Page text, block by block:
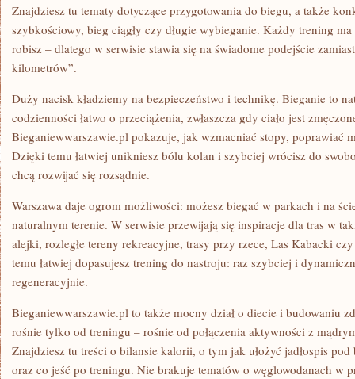
Znajdziesz tu tematy dotyczące przygotowania do biegu, a także
szybkościowy, bieg ciągły czy długie wybieganie. Każdy trening
robisz – dlatego w serwisie stawia się na świadome podejście
kilometrów”.
Duży nacisk kładziemy na bezpieczeństwo i technikę. Bieganie to
codzienności łatwo o przeciążenia, zwłaszcza gdy ciało jest
Bieganiewwarszawie.pl pokazuje, jak wzmacniać stopy, poprawiać
Dzięki temu łatwiej unikniesz bólu kolan i szybciej wrócisz do
chcą rozwijać się rozsądnie.
Warszawa daje ogrom możliwości: możesz biegać w parkach i na
naturalnym terenie. W serwisie przewijają się inspiracje dla tras w
alejki, rozległe tereny rekreacyjne, trasy przy rzece, Las Kabacki
temu łatwiej dopasujesz trening do nastroju: raz szybciej i
regeneracyjnie.
Bieganiewwarszawie.pl to także mocny dział o diecie i budowaniu
rośnie tylko od treningu – rośnie od połączenia aktywności z
Znajdziesz tu treści o bilansie kalorii, o tym jak ułożyć jadłospis
oraz co jeść po treningu. Nie brakuje tematów o węglowodanach w